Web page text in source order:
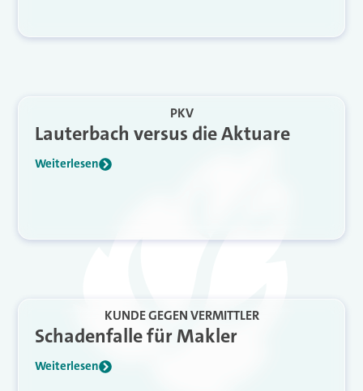
PKV
Lauterbach versus die Aktuare
Weiterlesen
KUNDE GEGEN VERMITTLER
Schadenfalle für Makler
Weiterlesen